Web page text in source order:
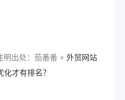
明出处：茄番番 » 外贸网站
才有排名？